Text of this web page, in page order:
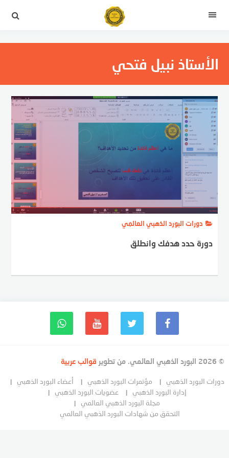
الأستاذ نبيل فتحي
دورات البورد الذهبي العالمي
دورة حدد هدفك وانطلق
© 2026 البورد الذهبي العالمي. من تطوير قوالب عربية
دورات البورد الذهبي مؤتمرات البورد الذهبي
أعضاء البورد الذهبي
إدارة البورد الذهبي
عضويات البورد الذهبي
مجلة البورد الذهبي العالمي
التحقق من شهادات البورد الذهبي العالمي